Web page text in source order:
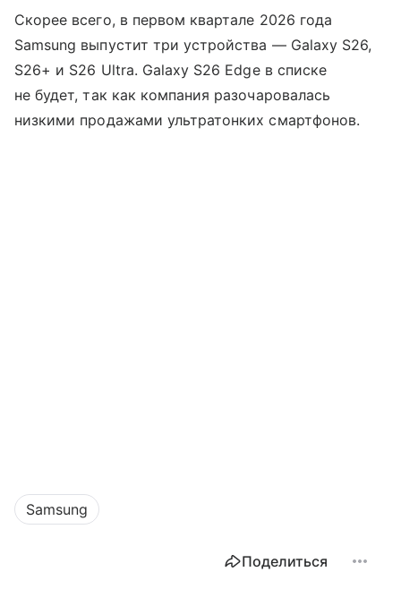
Скорее всего, в первом квартале 2026 года
Samsung выпустит три устройства — Galaxy S26,
S26+ и S26 Ultra. Galaxy S26 Edge в списке
не будет, так как компания разочаровалась
низкими продажами ультратонких смартфонов.
Samsung
Поделиться